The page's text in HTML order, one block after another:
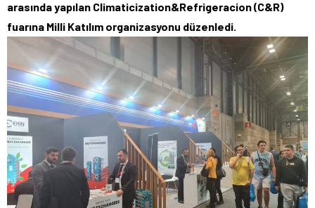
arasında yapılan Climaticization&Refrigeracion (C&R)
fuarına Milli Katılım organizasyonu düzenledi.